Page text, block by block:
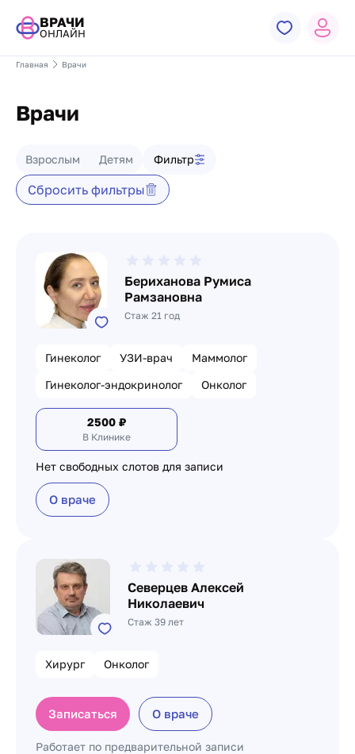
ВРАЧИ
ОНЛАЙН
Главная Врачи
Врачи
Фильтр врачей
Взрослым Детям Фильтр
Сбросить фильтры
Бериханова Румиса
Рамзановна
Стаж 21 год
Гинеколог УЗИ-врач
Маммолог
Гинеколог-эндокринолог
Онколог
2500 ₽
В Клинике
Нет свободных слотов для записи
О враче
Северцев Алексей
Николаевич
Стаж 39 лет
Хирург Онколог
Записаться О враче
Работает по предварительной записи